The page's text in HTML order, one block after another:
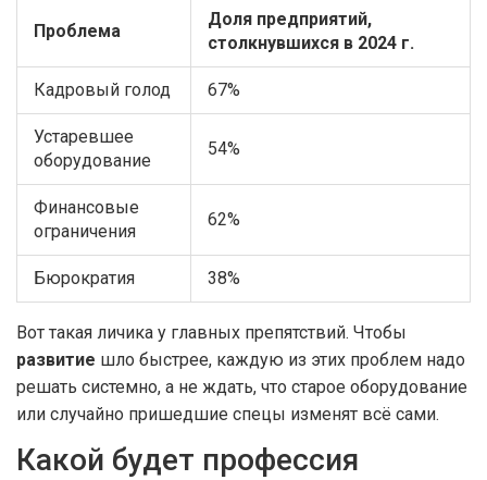
Проблема
Доля предприятий,
столкнувшихся в 2024 г.
Кадровый голод 67%
Устаревшее
оборудование
54%
Финансовые
ограничения
62%
Бюрократия 38%
Вот такая личика у главных препятствий. Чтобы
развитие шло быстрее, каждую из этих проблем надо
решать системно, а не ждать, что старое оборудование
или случайно пришедшие спецы изменят всё сами.
Какой будет профессия